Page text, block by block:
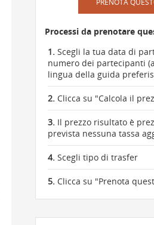
Processi da prenotare
1. Scegli la tua data di
numero dei partecipanti
lingua della guida
2. Clicca su "Calcola il
3. Il prezzo risultato è
prevista nessuna tassa
4. Scegli tipo di trasfer
5. Clicca su "Prenota